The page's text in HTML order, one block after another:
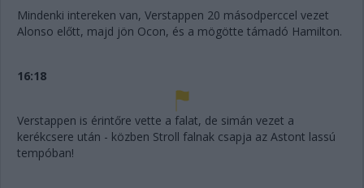
Mindenki intereken van, Verstappen 20 másodperccel vezet
Alonso előtt, majd jön Ocon, és a mögötte támadó Hamilton.
16:18
Verstappen is érintőre vette a falat, de simán vezet a
kerékcsere után - közben Stroll falnak csapja az Astont lassú
tempóban!